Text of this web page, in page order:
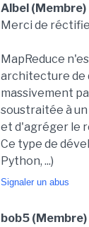
Albel (Membre)
Merci de
MapReduce
architecture de
massivement
soustraitée à
et d'agréger le
Ce type de
Python, ...)
Signaler un abus
bob5 (Membre)